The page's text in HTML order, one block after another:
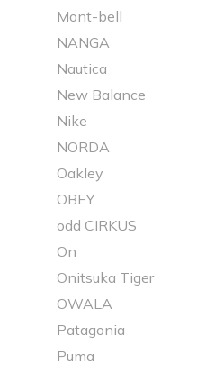
Mont-bell
NANGA
Nautica
New Balance
Nike
NORDA
Oakley
OBEY
odd CIRKUS
On
Onitsuka Tiger
OWALA
Patagonia
Puma